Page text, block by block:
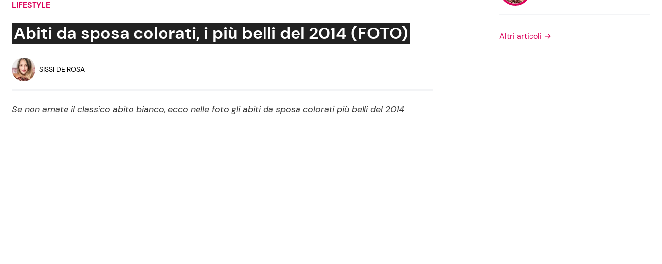
Social News
Moda e Style Dolci
Privacy Policy
LIFESTYLE
Abiti da sposa colorati, i più belli del 2014 (FOTO)
SISSI DE ROSA
Se non amate il classico abito bianco, ecco nelle foto gli abiti da sposa colorati più belli del 2014
Altri articoli →